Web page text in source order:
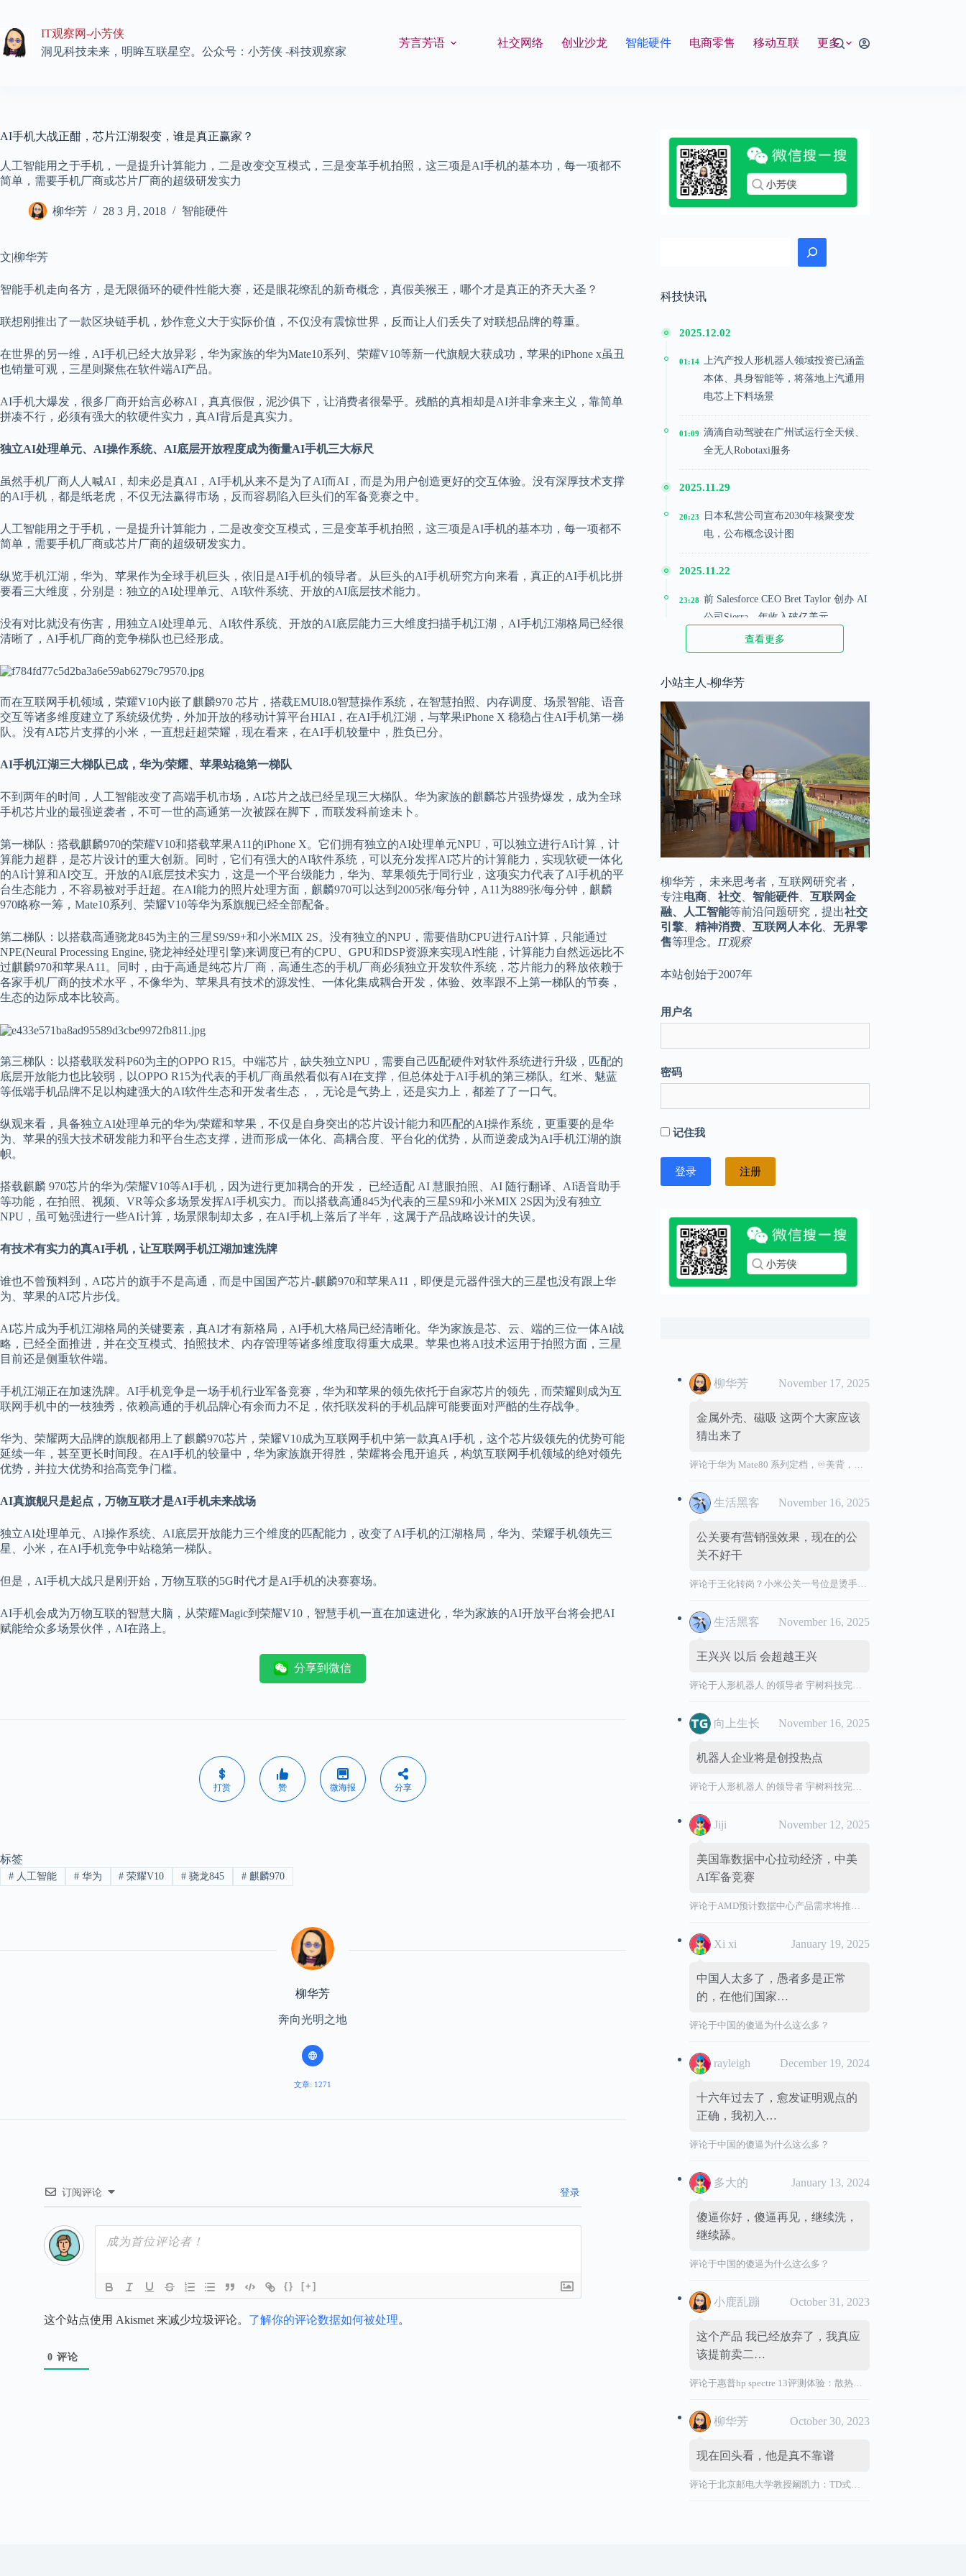
内
容
IT观察网-小芳侠
洞见科技未来，明眸互联星空。公众号：小芳侠 -科技观察家
芳言芳语 社交网络 创业沙龙 智能硬件 电商零售 移动互联 更多
AI手机大战正酣，芯片江湖裂变，谁是真正赢家？
人工智能用之于手机，一是提升计算能力，二是改变交互模式，三是变革手机拍照，这三项是AI手机的基本功，每一项都不
简单，需要手机厂商或芯片厂商的超级研发实力
柳华芳 28 3 月, 2018 智能硬件
文|柳华芳
智能手机走向各方，是无限循环的硬件性能大赛，还是眼花缭乱的新奇概念，真假美猴王，哪个才是真正的齐天大圣？
联想刚推出了一款区块链手机，炒作意义大于实际价值，不仅没有震惊世界，反而让人们丢失了对联想品牌的尊重。
在世界的另一维，AI手机已经大放异彩，华为家族的华为Mate10系列、荣耀V10等新一代旗舰大获成功，苹果的iPhone x虽丑
也销量可观，三星则聚焦在软件端AI产品。
AI手机大爆发，很多厂商开始言必称AI，真真假假，泥沙俱下，让消费者很晕乎。残酷的真相却是AI并非拿来主义，靠简单
拼凑不行，必须有强大的软硬件实力，真AI背后是真实力。
独立AI处理单元、AI操作系统、AI底层开放程度成为衡量AI手机三大标尺
虽然手机厂商人人喊AI，却未必是真AI，AI手机从来不是为了AI而AI，而是为用户创造更好的交互体验。没有深厚技术支撑
的AI手机，都是纸老虎，不仅无法赢得市场，反而容易陷入巨头们的军备竞赛之中。
人工智能用之于手机，一是提升计算能力，二是改变交互模式，三是变革手机拍照，这三项是AI手机的基本功，每一项都不
简单，需要手机厂商或芯片厂商的超级研发实力。
纵览手机江湖，华为、苹果作为全球手机巨头，依旧是AI手机的领导者。从巨头的AI手机研究方向来看，真正的AI手机比拼
要看三大维度，分别是：独立的AI处理单元、AI软件系统、开放的AI底层技术能力。
没有对比就没有伤害，用独立AI处理单元、AI软件系统、开放的AI底层能力三大维度扫描手机江湖，AI手机江湖格局已经很
清晰了，AI手机厂商的竞争梯队也已经形成。
而在互联网手机领域，荣耀V10内嵌了麒麟970 芯片，搭载EMUI8.0智慧操作系统，在智慧拍照、内存调度、场景智能、语音
交互等诸多维度建立了系统级优势，外加开放的移动计算平台HIAI，在AI手机江湖，与苹果iPhone X 稳稳占住AI手机第一梯
队。没有AI芯片支撑的小米，一直想赶超荣耀，现在看来，在AI手机较量中，胜负已分。
AI手机江湖三大梯队已成，华为/荣耀、苹果站稳第一梯队
不到两年的时间，人工智能改变了高端手机市场，AI芯片之战已经呈现三大梯队。华为家族的麒麟芯片强势爆发，成为全球
手机芯片业的最强逆袭者，不可一世的高通第一次被踩在脚下，而联发科前途未卜。
第一梯队：搭载麒麟970的荣耀V10和搭载苹果A11的iPhone X。它们拥有独立的AI处理单元NPU，可以独立进行AI计算，计
算能力超群，是芯片设计的重大创新。同时，它们有强大的AI软件系统，可以充分发挥AI芯片的计算能力，实现软硬一体化
的AI计算和AI交互。开放的AI底层技术实力，这是一个平台级能力，华为、苹果领先于同行业，这项实力代表了AI手机的平
台生态能力，不容易被对手赶超。在AI能力的照片处理方面，麒麟970可以达到2005张/每分钟，A11为889张/每分钟，麒麟
970略称一筹，Mate10系列、荣耀V10等华为系旗舰已经全部配备。
第二梯队：以搭载高通骁龙845为主的三星S9/S9+和小米MIX 2S。没有独立的NPU，需要借助CPU进行AI计算，只能通过
NPE(Neural Processing Engine, 骁龙神经处理引擎)来调度已有的CPU、GPU和DSP资源来实现AI性能，计算能力自然远远比不
过麒麟970和苹果A11。同时，由于高通是纯芯片厂商，高通生态的手机厂商必须独立开发软件系统，芯片能力的释放依赖于
各家手机厂商的技术水平，不像华为、苹果具有技术的源发性、一体化集成耦合开发，体验、效率跟不上第一梯队的节奏，
生态的边际成本比较高。
第三梯队：以搭载联发科P60为主的OPPO R15。中端芯片，缺失独立NPU，需要自己匹配硬件对软件系统进行升级，匹配的
底层开放能力也比较弱，以OPPO R15为代表的手机厂商虽然看似有AI在支撑，但总体处于AI手机的第三梯队。红米、魅蓝
等低端手机品牌不足以构建强大的AI软件生态和开发者生态，，无论是气势上，还是实力上，都差了了一口气。
纵观来看，具备独立AI处理单元的华为/荣耀和苹果，不仅是自身突出的芯片设计能力和匹配的AI操作系统，更重要的是华
为、苹果的强大技术研发能力和平台生态支撑，进而形成一体化、高耦合度、平台化的优势，从而逆袭成为AI手机江湖的旗
帜。
搭载麒麟 970芯片的华为/荣耀V10等AI手机，因为进行更加耦合的开发， 已经适配 AI 慧眼拍照、AI 随行翻译、AI语音助手
等功能，在拍照、视频、VR等众多场景发挥AI手机实力。而以搭载高通845为代表的三星S9和小米MIX 2S因为没有独立
NPU，虽可勉强进行一些AI计算，场景限制却太多，在AI手机上落后了半年，这属于产品战略设计的失误。
有技术有实力的真AI手机，让互联网手机江湖加速洗牌
谁也不曾预料到，AI芯片的旗手不是高通，而是中国国产芯片-麒麟970和苹果A11，即便是元器件强大的三星也没有跟上华
为、苹果的AI芯片步伐。
AI芯片成为手机江湖格局的关键要素，真AI才有新格局，AI手机大格局已经清晰化。华为家族是芯、云、端的三位一体AI战
略，已经全面推进，并在交互模式、拍照技术、内存管理等诸多维度取得重大成果。苹果也将AI技术运用于拍照方面，三星
目前还是侧重软件端。
手机江湖正在加速洗牌。AI手机竞争是一场手机行业军备竞赛，华为和苹果的领先依托于自家芯片的领先，而荣耀则成为互
联网手机中的一枝独秀，依赖高通的手机品牌心有余而力不足，依托联发科的手机品牌可能要面对严酷的生存战争。
华为、荣耀两大品牌的旗舰都用上了麒麟970芯片，荣耀V10成为互联网手机中第一款真AI手机，这个芯片级领先的优势可能
延续一年，甚至更长时间段。在AI手机的较量中，华为家族旗开得胜，荣耀将会甩开追兵，构筑互联网手机领域的绝对领先
优势，并拉大优势和抬高竞争门槛。
AI真旗舰只是起点，万物互联才是AI手机未来战场
独立AI处理单元、AI操作系统、AI底层开放能力三个维度的匹配能力，改变了AI手机的江湖格局，华为、荣耀手机领先三
星、小米，在AI手机竞争中站稳第一梯队。
但是，AI手机大战只是刚开始，万物互联的5G时代才是AI手机的决赛赛场。
AI手机会成为万物互联的智慧大脑，从荣耀Magic到荣耀V10，智慧手机一直在加速进化，华为家族的AI开放平台将会把AI
赋能给众多场景伙伴，AI在路上。
分享到微信
打赏 赞 微海报 分享
标签
#人工智能 #华为 # 荣耀V10 # 骁龙845 # 麒麟970
柳华芳
奔向光明之地
文章: 1271
订阅评论 登录
{} [+]
这个站点使用 Akismet 来减少垃圾评论。 了解你的评论数据如何被处理。
0 评论
科技快讯
2025.12.02
01:14 上汽产投人形机器人领域投资已涵盖
本体、具身智能等，将落地上汽通用
电芯上下料场景
01:09 滴滴自动驾驶在广州试运行全天候、
全无人Robotaxi服务
2025.11.29
20:23
日本私营公司宣布2030年核聚变发
电，公布概念设计图
2025.11.22
23:28 前 Salesforce CEO Bret Taylor 创办 AI
公司Sierra，年收入破亿美元
2025.11.17
10:20 华为 Mate80 系列定档，♾️美背，全
金属机身
16:42 王化转岗？小米公关一号位是烫手山
芋
查看更多
小站主人-柳华芳
柳华芳， 未来思考者，互联网研究者，
专注电商 、社交 、智能硬件、互联网金
融、人工智能等前沿问题研究，提出社交
引擎 、精神消费 、互联网人本化、无界零
售等理念。 IT观察
本站创始于2007年
用户名
密码
记住我
注册
柳华芳 November 17, 2025
金属外壳、磁吸 这两个大家应该
猜出来了
评论于华为 Mate80 系列定档，♾️美背，全金属机身
生活黑客 November 16, 2025
公关要有营销强效果，现在的公
关不好干
评论于王化转岗？小米公关一号位是烫手山芋
生活黑客 November 16, 2025
王兴兴 以后 会超越王兴
评论于人形机器人 的领导者 宇树科技完成 IPO 辅导，拟境内首次公开发行股票并上市。
向上生长 November 16, 2025
机器人企业将是创投热点
评论于人形机器人 的领导者 宇树科技完成 IPO 辅导，拟境内首次公开发行股票并上市。
Jiji November 12, 2025
美国靠数据中心拉动经济，中美
AI军备竞赛
评论于AMD预计数据中心产品需求将推动营收加速增长
Xi xi January 19, 2025
中国人太多了，愚者多是正常
的，在他们国家…
评论于中国的傻逼为什么这么多？
rayleigh December 19, 2024
十六年过去了，愈发证明观点的
正确，我初入…
评论于中国的傻逼为什么这么多？
多大的 January 13, 2024
傻逼你好，傻逼再见，继续洗，
继续舔。
评论于中国的傻逼为什么这么多？
小鹿乱蹦 October 31, 2023
这个产品 我已经放弃了，我真应
该提前卖二…
评论于惠普hp spectre 13评测体验：散热效能差，风扇声音大，转轴烫
柳华芳 October 30, 2023
现在回头看，他是真不靠谱
评论于北京邮电大学教授阚凯力：TD式创新”祸国殃民